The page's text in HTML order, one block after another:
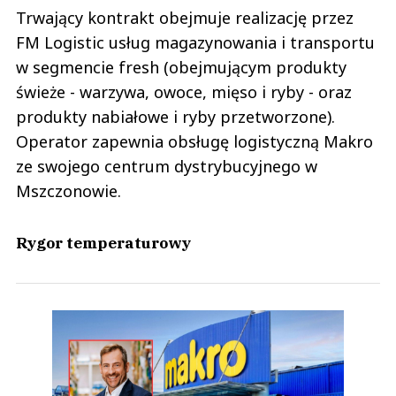
INGA
31.07.2022 / 00:13
NICKT NAJWYŻSZY CZAS ABYŚ POSMAKOWAŁ JAK WYGLĄDA PRACA W
SKLEPIE , ZAKASAJ RĘKAWY I JAZDA DO ROBOTY W NIEDZIELE
INGA
30.07.2022 / 18:00
This comment was minimized by the moderator on the site
Nie mam się za lepszego, nie jestem bankierem ani urzędnikiem. Pracuję po
Trwający kontrakt obejmuje realizację przez
FM Logistic usług magazynowania i transportu
w segmencie fresh (obejmującym produkty
świeże - warzywa, owoce, mięso i ryby - oraz
produkty nabiałowe i ryby przetworzone).
Operator zapewnia obsługę logistyczną Makro
ze swojego centrum dystrybucyjnego w
Mszczonowie.
Rygor temperaturowy